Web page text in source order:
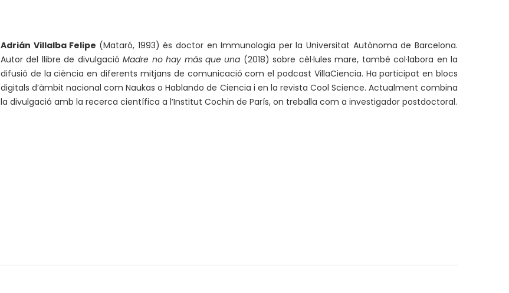
Adrián Villalba Felipe (Mataró, 1993) és doctor en Immunologia per la Universitat Autònoma de Barcelona.
Autor del llibre de divulgacióMadre no hay más que una (2018) sobre cèl·lules mare, també col·labora en la
difusió de la ciència en diferents mitjans de comunicació com el podcast VillaCiencia. Ha participat en blocs
digitals d’àmbit nacional com Naukas o Hablando de Ciencia i en la revista Cool Science. Actualment combina
la divulgació amb la recerca científica a l’Institut Cochin de París, on treballa com a investigador postdoctoral.